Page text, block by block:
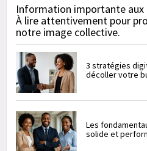
Information importante aux
À lire attentivement pour
notre image collective.
3 stratégies
décoller votre
Les
solide et